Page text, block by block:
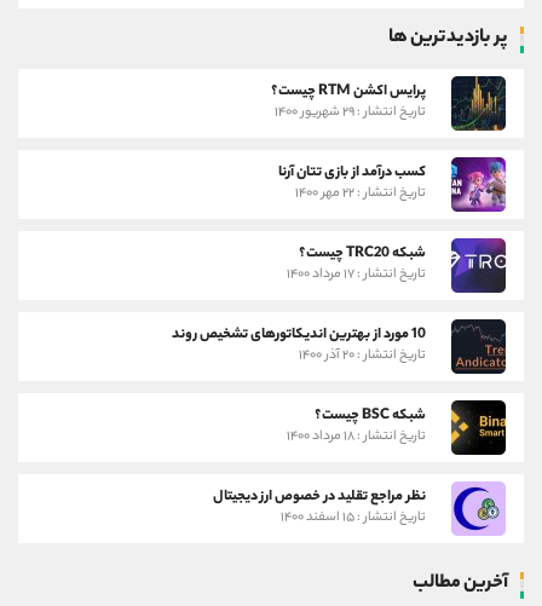
پر بازدیدترین ها
پرایس اکشن RTM چیست؟
تاریخ انتشار : ۲۹ شهریور ۱۴۰۰
کسب درآمد از بازی تتان آرنا
تاریخ انتشار : ۲۲ مهر ۱۴۰۰
شبکه TRC20 چیست؟
تاریخ انتشار : ۱۷ مرداد ۱۴۰۰
10 مورد از بهترین اندیکاتورهای تشخیص روند
تاریخ انتشار : ۲۰ آذر ۱۴۰۰
شبکه BSC چیست؟
تاریخ انتشار : ۱۸ مرداد ۱۴۰۰
نظر مراجع تقلید در خصوص ارز دیجیتال
تاریخ انتشار : ۱۵ اسفند ۱۴۰۰
آخرین مطالب